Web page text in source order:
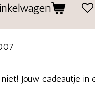
Jouw cadeautje in